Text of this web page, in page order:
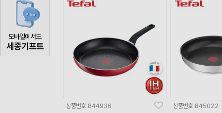
모바일에서도
세종기프트
상품번호 844936 상품번호 845022